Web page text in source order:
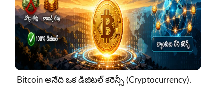
Bitcoin అనేది ఒక డిజిటల్ కరెన్సీ (Cryptocurrency).